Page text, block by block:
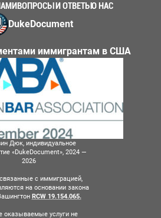
ВОПРОСЫ И ОТВЕТЫ О НАС
DukeDocument
иммигрантам в США
Дюк, индивидуальное
«DukeDocument», 2024 —
2026
с иммиграцией,
на основании закона
RCW 19.154.065.
услуги не